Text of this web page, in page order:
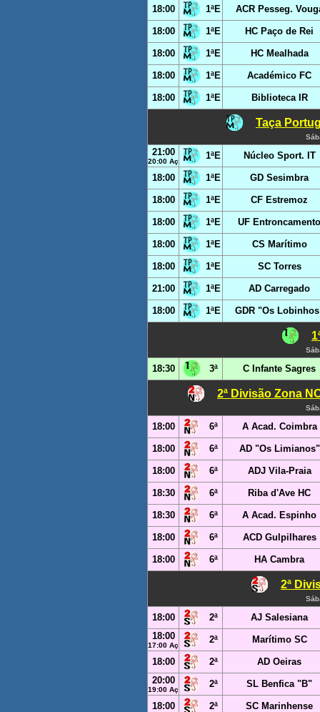
18:00 1ªE ACR Pesseg.
18:00 1ªE HC Paço de Rei
18:00 1ªE HC Mealhada
18:00 1ªE Académico FC
18:00 1ªE Biblioteca IR
Taça
21:00
20:00 Aç
1ªE Núcleo Sport. IT
18:00 1ªE GD Sesimbra
18:00 1ªE CF Estremoz
18:00 1ªE UF Entroncamento
18:00 1ªE CS Marítimo
18:00 1ªE SC Torres
21:00 1ªE AD Carregado
18:00 1ªE GDR "Os
18:30 3ª C Infante Sagres
2ª Divisão Zona
18:00 6ª A Acad. Coimbra
18:00 6ª AD "Os Limianos"
18:00 6ª ADJ Vila-Praia
18:30 6ª Riba d'Ave HC
18:30 6ª A Acad. Espinho
18:00 6ª ACD Gulpilhares
18:00 6ª HA Cambra
2ª
18:00 2ª
AJ Salesiana
18:00
17:00 Aç
2ª Marítimo SC
18:00 2ª
AD Oeiras
20:00
19:00 Aç
2ª SL Benfica "B"
18:00 2ª SC Marinhense